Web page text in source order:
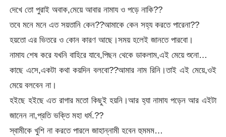
দেখে তো পুরাই অবাক,মেয়ে আবার নামায ও পড়ে নাকি??
তবে মনে মনে এত সয়তানি কেন??আমাকে কেন সহ্য করতে পারেনা??
হয়তো এর ভিতরে ও কোন কারণ আছে।সময় হলেই জানতে পারবো।
নামায শেষ করে যখনি বাহিরে যাবে,পিছন থেকে ডাকলাম,এই মেয়ে শুনো…
কাছে এসে,একটা কথা কয়দিন বলবো??আমার নাম রিনি।তাই এই মেয়ে,ওই
মেয়ে বলবেন না।
হইছে হইছে এত রাগার মতো কিছুই হয়নি।আর হ্যা নামায পড়েন আর এইটা
জানেন না,প্রতি ভক্তি মহা ধর্ম.??
স্বামীকে খুশি না করতে পারলে জাহান্নামী হবেন হুমমম…